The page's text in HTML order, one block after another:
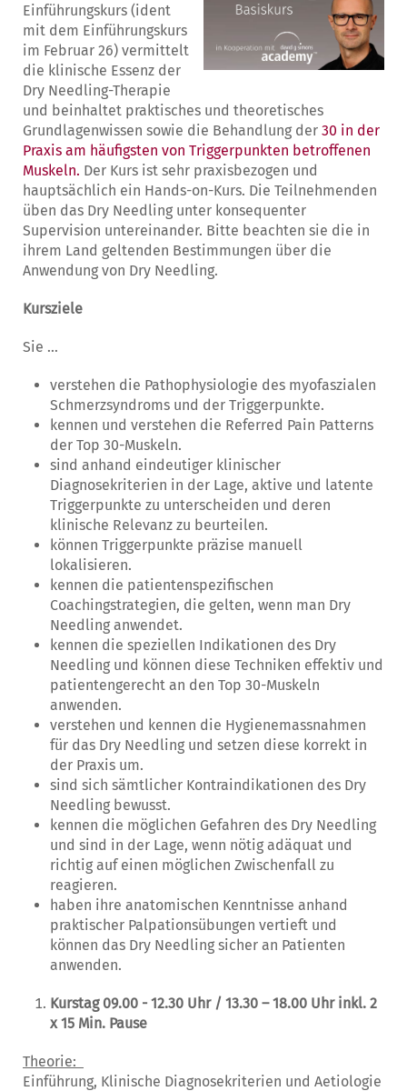
Einführungskurs (ident
mit dem Einführungskurs
im Februar 26) vermittelt
die klinische Essenz der
Dry Needling-Therapie
und beinhaltet praktisches und theoretisches
Grundlagenwissen sowie die Behandlung der 30 in der
Praxis am häufigsten von Triggerpunkten betroffenen
Muskeln. Der Kurs ist sehr praxisbezogen und
hauptsächlich ein Hands-on-Kurs. Die Teilnehmenden
üben das Dry Needling unter konsequenter
Supervision untereinander. Bitte beachten sie die in
ihrem Land geltenden Bestimmungen über die
Anwendung von Dry Needling.
Kursziele
Sie …
verstehen die Pathophysiologie des myofaszialen
Schmerzsyndroms und der Triggerpunkte.
kennen und verstehen die Referred Pain Patterns
der Top 30-Muskeln.
sind anhand eindeutiger klinischer
Diagnosekriterien in der Lage, aktive und latente
Triggerpunkte zu unterscheiden und deren
klinische Relevanz zu beurteilen.
können Triggerpunkte präzise manuell
lokalisieren.
kennen die patientenspezifischen
Coachingstrategien, die gelten, wenn man Dry
Needling anwendet.
kennen die speziellen Indikationen des Dry
Needling und können diese Techniken effektiv und
patientengerecht an den Top 30-Muskeln
anwenden.
verstehen und kennen die Hygienemassnahmen
für das Dry Needling und setzen diese korrekt in
der Praxis um.
sind sich sämtlicher Kontraindikationen des Dry
Needling bewusst.
kennen die möglichen Gefahren des Dry Needling
und sind in der Lage, wenn nötig adäquat und
richtig auf einen möglichen Zwischenfall zu
reagieren.
haben ihre anatomischen Kenntnisse anhand
praktischer Palpationsübungen vertieft und
können das Dry Needling sicher an Patienten
anwenden.
Kurstag 09.00 - 12.30 Uhr / 13.30 – 18.00 Uhr inkl. 2
x 15 Min. Pause
Theorie:
Einführung, Klinische Diagnosekriterien und Aetiologie